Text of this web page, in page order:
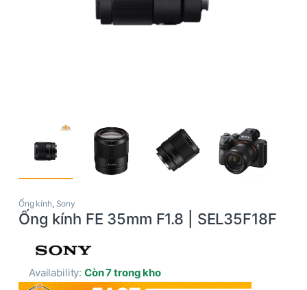
Ống kính, Sony
Ống kính FE 35mm F1.8 | SEL35F18F
Availability:Còn 7 trong kho